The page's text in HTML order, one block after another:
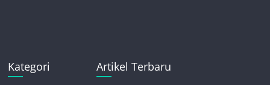
Kategori Artikel Terbaru